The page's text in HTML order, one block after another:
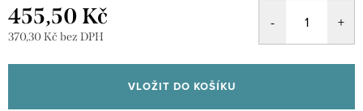
455,50 Kč
370,30 Kč bez DPH
cena:
VLOŽIT DO KOŠÍKU